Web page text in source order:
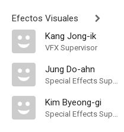
Efectos Visuales
Kang Jong-ik
VFX Supervisor
Jung Do-ahn
Special Effects Supervisor
Kim Byeong-gi
Special Effects Supervisor